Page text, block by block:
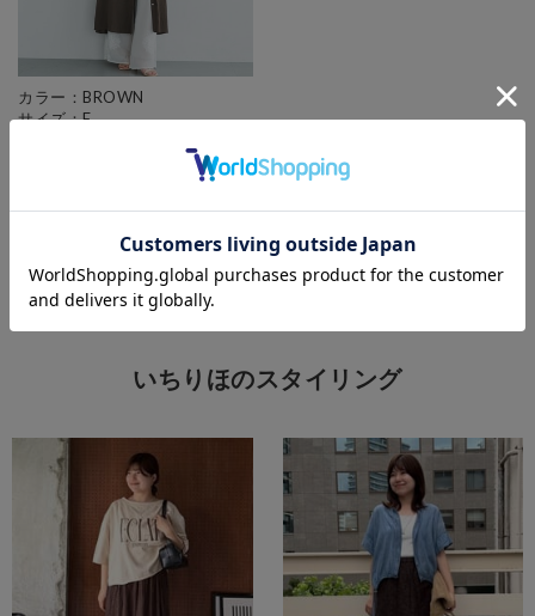
カラー：BROWN
サイズ：F
大人かわいい ワンピース
いちりほのスタイリング